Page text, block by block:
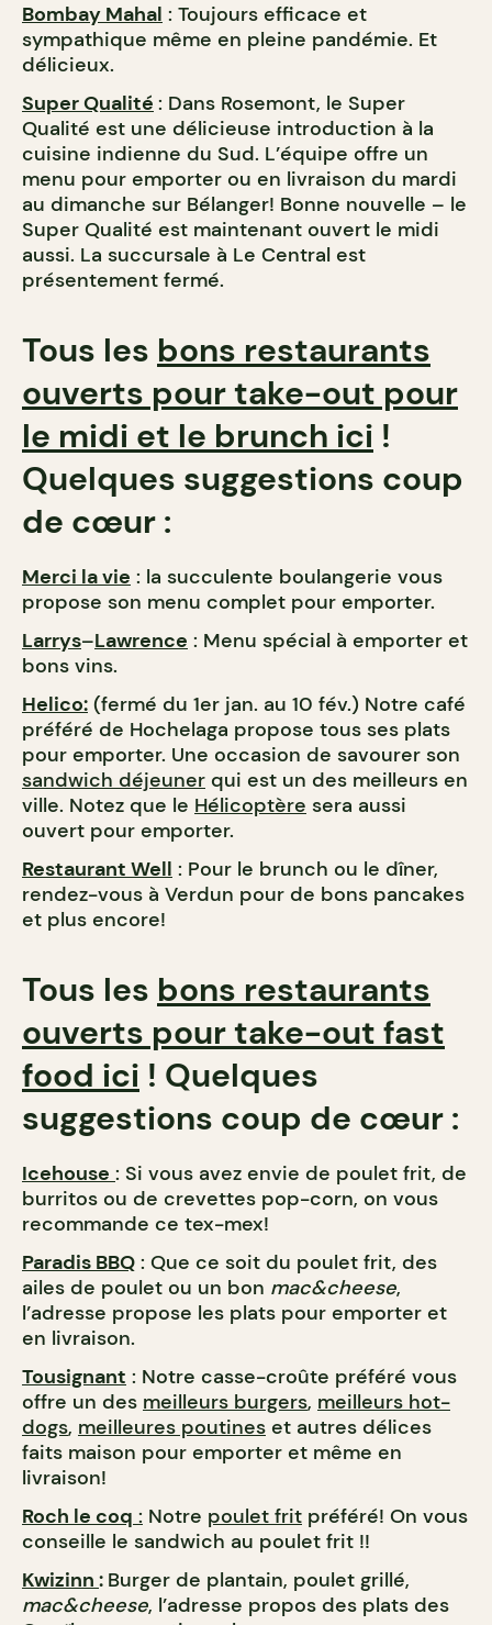
Bombay Mahal : Toujours efficace et
sympathique même en pleine pandémie. Et
délicieux.
Super Qualité : Dans Rosemont, le Super
Qualité est une délicieuse introduction à la
cuisine indienne du Sud. L’équipe offre un
menu pour emporter ou en livraison du mardi
au dimanche sur Bélanger! Bonne nouvelle – le
Super Qualité est maintenant ouvert le midi
aussi. La succursale à Le Central est
présentement fermé.
Tous les bons restaurants
ouverts pour take-out pour
le midi et le brunch ici !
Quelques suggestions coup
de cœur :
Merci la vie : la succulente boulangerie vous
propose son menu complet pour emporter.
Larrys–Lawrence : Menu spécial à emporter et
bons vins.
Helico: (fermé du 1er jan. au 10 fév.) Notre café
préféré de Hochelaga propose tous ses plats
pour emporter. Une occasion de savourer son
sandwich déjeuner qui est un des meilleurs en
ville. Notez que le Hélicoptère sera aussi
ouvert pour emporter.
Restaurant Well : Pour le brunch ou le dîner,
rendez-vous à Verdun pour de bons pancakes
et plus encore!
Tous les bons restaurants
ouverts pour take-out fast
food ici ! Quelques
suggestions coup de cœur :
Icehouse : Si vous avez envie de poulet frit, de
burritos ou de crevettes pop-corn, on vous
recommande ce tex-mex!
Paradis BBQ : Que ce soit du poulet frit, des
ailes de poulet ou un bon mac&cheese,
l’adresse propose les plats pour emporter et
en livraison.
Tousignant : Notre casse-croûte préféré vous
offre un des meilleurs burgers, meilleurs hot-
dogs, meilleures poutines et autres délices
faits maison pour emporter et même en
livraison!
Roch le coq : Notre poulet frit préféré! On vous
conseille le sandwich au poulet frit !!
Kwizinn : Burger de plantain, poulet grillé,
mac&cheese, l’adresse propos des plats des